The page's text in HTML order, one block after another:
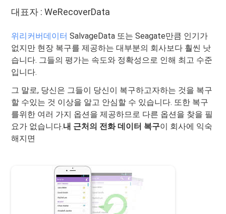
대표자 : WeRecoverData
위리커버데이터 SalvageData 또는 Seagate만큼 인기가
없지만 현장 복구를 제공하는 대부분의 회사보다 훨씬 낫
습니다. 그들의 평가는 속도와 정확성으로 인해 최고 수준
입니다.
그 말로, 당신은 그들이 당신이 복구하고자하는 것을 복구
할 수있는 것 이상을 알고 안심할 수 있습니다. 또한 복구
를위한 여러 가지 옵션을 제공하므로 다른 옵션을 찾을 필
요가 없습니다.내 근처의 전화 데이터 복구이 회사에 익숙
해지면